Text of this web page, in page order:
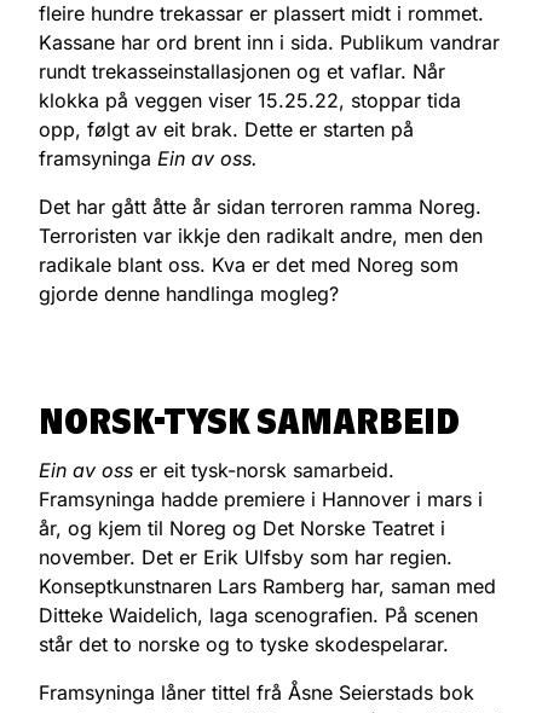
fleire hundre trekassar er plassert midt i rommet.
Kassane har ord brent inn i sida. Publikum vandrar
rundt trekasseinstallasjonen og et vaflar. Når
klokka på veggen viser 15.25.22, stoppar tida
opp, følgt av eit brak. Dette er starten på
framsyninga Ein av oss.
Det har gått åtte år sidan terroren ramma Noreg.
Terroristen var ikkje den radikalt andre, men den
radikale blant oss. Kva er det med Noreg som
gjorde denne handlinga mogleg?
NORSK-TYSK SAMARBEID
Ein av oss er eit tysk-norsk samarbeid.
Framsyninga hadde premiere i Hannover i mars i
år, og kjem til Noreg og Det Norske Teatret i
november. Det er Erik Ulfsby som har regien.
Konseptkunstnaren Lars Ramberg har, saman med
Ditteke Waidelich, laga scenografien. På scenen
står det to norske og to tyske skodespelarar.
Framsyninga låner tittel frå Åsne Seierstads bok